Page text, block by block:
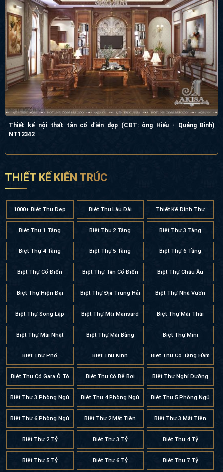
Thiết kế nội thất tân cổ điển đẹp (CĐT: ông Hiếu - Quảng Bình)
NT12342
THIẾT KẾ KIẾN TRÚC
1000+ Biệt Thự Đẹp Biệt Thự Lâu Đài Thiết Kế Dinh Thự
Biệt Thự 1 Tầng Biệt Thự 2 Tầng Biệt Thự 3 Tầng
Biệt Thự 4 Tầng Biệt Thự 5 Tầng Biệt Thự 6 Tầng
Biệt Thự Cổ Điển Biệt Thự Tân Cổ Điển Biệt Thự Châu Âu
Biệt Thự Hiện Đại Biệt Thự Địa Trung Hải Biệt Thự Nhà Vườn
Biệt Thự Song Lập Biệt Thự Mái Mansard Biệt Thự Mái Thái
Biệt Thự Mái Nhật Biệt Thự Mái Bằng Biệt Thự Mini
Biệt Thự Phố Biệt Thự Kính Biệt Thự Có Tầng Hầm
Biệt Thự Có Gara Ô Tô Biệt Thự Có Bể Bơi Biệt Thự Nghỉ Dưỡng
Biệt Thự 3 Phòng Ngủ Biệt Thự 4 Phòng Ngủ Biệt Thự 5 Phòng Ngủ
Biệt Thự 6 Phòng Ngủ Biệt Thự 2 Mặt Tiền Biệt Thự 3 Mặt Tiền
Biệt Thự 2 Tỷ Biệt Thự 3 Tỷ Biệt Thự 4 Tỷ
Biệt Thự 5 Tỷ Biệt Thự 6 Tỷ Biệt Thự 7 Tỷ